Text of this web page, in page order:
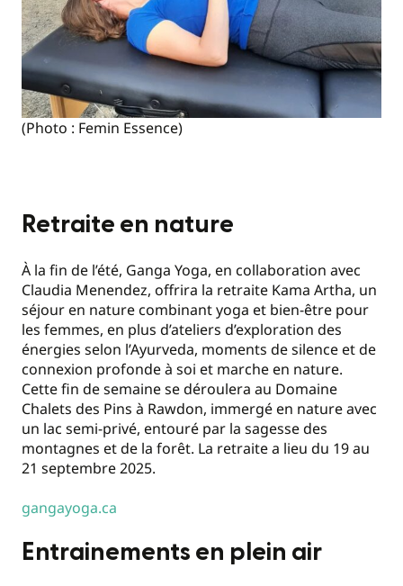
(Photo : Femin Essence)
Retraite en nature
À la fin de l’été, Ganga Yoga, en collaboration avec
Claudia Menendez, offrira la retraite Kama Artha, un
séjour en nature combinant yoga et bien-être pour
les femmes, en plus d’ateliers d’exploration des
énergies selon l’Ayurveda, moments de silence et de
connexion profonde à soi et marche en nature.
Cette fin de semaine se déroulera au Domaine
Chalets des Pins à Rawdon, immergé en nature avec
un lac semi-privé, entouré par la sagesse des
montagnes et de la forêt. La retraite a lieu du 19 au
21 septembre 2025.
gangayoga.ca
Entrainements en plein air